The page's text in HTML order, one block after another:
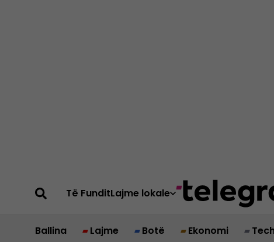
Të FunditLajme lokale
Ballina Lajme Botë Ekonomi